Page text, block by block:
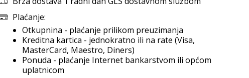
Plaćanje:
Otkupnina - plaćanje prilikom preuzimanja
Kreditna kartica - jednokratno ili na rate (Visa,
MasterCard, Maestro, Diners)
Ponuda - plaćanje Internet bankarstvom ili općom
uplatnicom